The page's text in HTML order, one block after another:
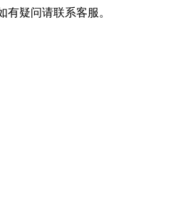
有疑问请联系客服。